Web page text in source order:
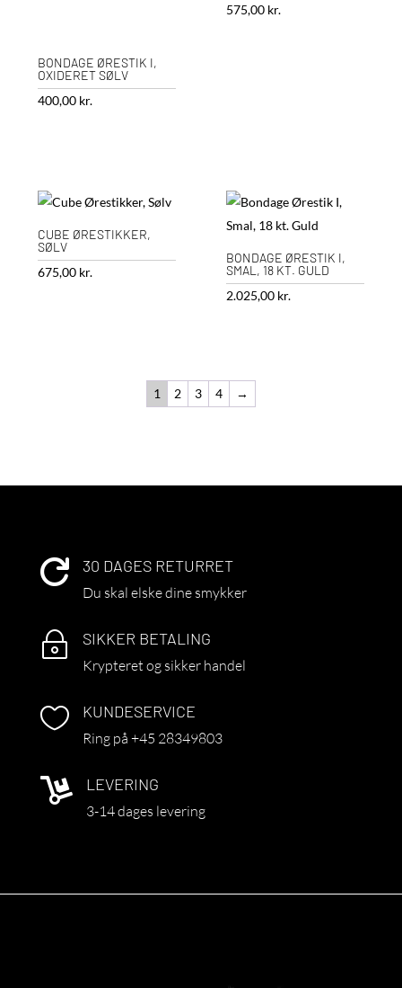
BONDAGE ØRESTIK I,
OXIDERET SØLV
400,00 kr.
575,00 kr.
CUBE ØRESTIKKER,
SØLV
675,00 kr.
BONDAGE ØRESTIK I,
SMAL, 18 KT. GULD
2.025,00 kr.
1 2 3 4 →
 30 DAGES RETURRET
Du skal elske dine smykker
~ SIKKER BETALING
Krypteret og sikker handel
 KUNDESERVICE
Ring på +45 28349803
 LEVERING
3-14 dages levering